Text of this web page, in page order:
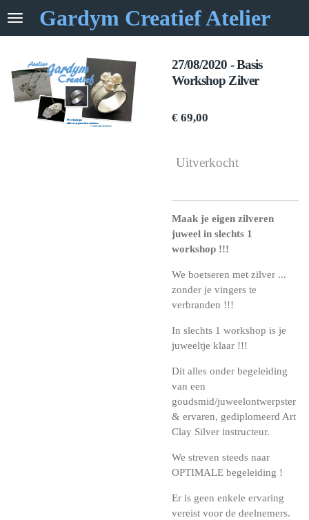
Ga
hoofdinhoud
Gardym Creatief Atelier
27/08/2020 - Basis
Workshop Zilver
€ 69,00
Uitverkocht
Maak je eigen zilveren
juweel in slechts 1
workshop !!!
We boetseren met zilver ...
zonder je vingers te
verbranden !!!
In slechts 1 workshop is je
juweeltje klaar !!!
Dit alles onder begeleiding
van een
goudsmid/juweelontwerpster
& ervaren, gediplomeerd Art
Clay Silver instructeur.
We streven steeds naar
OPTIMALE begeleiding !
Er is geen enkele ervaring
vereist voor de deelnemers.